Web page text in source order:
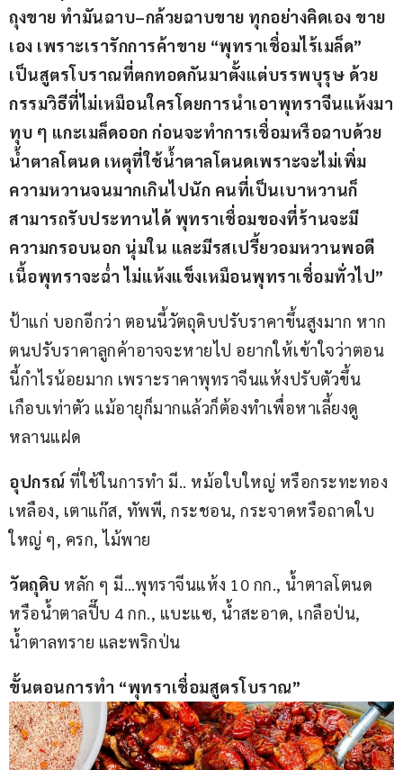
ถุงขาย ทำมันฉาบ–กล้วยฉาบขาย ทุกอย่างคิดเอง ขาย
เอง เพราะเรารักการค้าขาย “พุทราเชื่อมไร้เมล็ด”
เป็นสูตรโบราณที่ตกทอดกันมาตั้งแต่บรรพบุรุษ ด้วย
กรรมวิธีที่ไม่เหมือนใครโดยการนำเอาพุทราจีนแห้งมา
ทุบ ๆ แกะเมล็ดออก ก่อนจะทำการเชื่อมหรือฉาบด้วย
น้ำตาลโตนด เหตุที่ใช้น้ำตาลโตนดเพราะจะไม่เพิ่ม
ความหวานจนมากเกินไปนัก คนที่เป็นเบาหวานก็
สามารถรับประทานได้ พุทราเชื่อมของที่ร้านจะมี
ความกรอบนอก นุ่มใน และมีรสเปรี้ยวอมหวานพอดี
เนื้อพุทราจะฉ่ำ ไม่แห้งแข็งเหมือนพุทราเชื่อมทั่วไป”
ป้าแก่ บอกอีกว่า ตอนนี้วัตถุดิบปรับราคาขึ้นสูงมาก หาก
ตนปรับราคาลูกค้าอาจจะหายไป อยากให้เข้าใจว่าตอน
นี้กำไรน้อยมาก เพราะราคาพุทราจีนแห้งปรับตัวขึ้น
เกือบเท่าตัว แม้อายุก็มากแล้วก็ต้องทำเพื่อหาเลี้ยงดู
หลานแฝด
อุปกรณ์ ที่ใช้ในการทำ มี.. หม้อใบใหญ่ หรือกระทะทอง
เหลือง, เตาแก๊ส, ทัพพี, กระชอน, กระจาดหรือถาดใบ
ใหญ่ ๆ, ครก, ไม้พาย
วัตถุดิบ หลัก ๆ มี…พุทราจีนแห้ง 10 กก., น้ำตาลโตนด
หรือน้ำตาลปี๊บ 4 กก., แบะแซ, น้ำสะอาด, เกลือป่น,
น้ำตาลทราย และพริกป่น
ขั้นตอนการทำ “พุทราเชื่อมสูตรโบราณ”